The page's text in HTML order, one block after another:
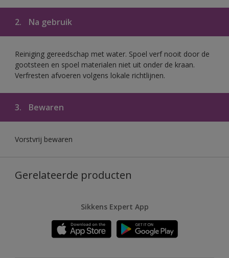
2. Na gebruik
Reiniging gereedschap met water. Spoel verf nooit door de
gootsteen en spoel materialen niet uit onder de kraan.
Verfresten afvoeren volgens lokale richtlijnen.
3. Bewaren
Vorstvrij bewaren
Gerelateerde producten
Sikkens Expert App